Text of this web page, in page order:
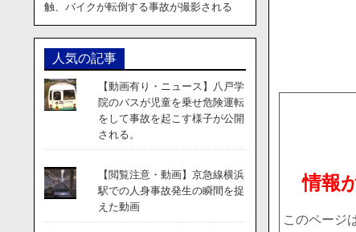
情報
このページ
触、バイクが転倒する事故が撮影される
人気の記事
【動画有り・ニュース】八戸学
院のバスが児童を乗せ危険運転
をして事故を起こす様子が公開
される。
【閲覧注意・動画】京急線横浜
駅での人身事故発生の瞬間を捉
えた動画